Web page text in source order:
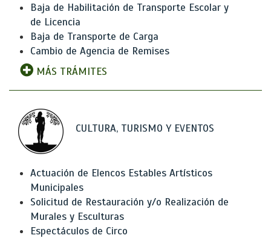
Baja de Habilitación de Transporte Escolar y
de Licencia
Baja de Transporte de Carga
Cambio de Agencia de Remises
MÁS TRÁMITES
CULTURA, TURISMO Y EVENTOS
Actuación de Elencos Estables Artísticos
Municipales
Solicitud de Restauración y/o Realización de
Murales y Esculturas
Espectáculos de Circo